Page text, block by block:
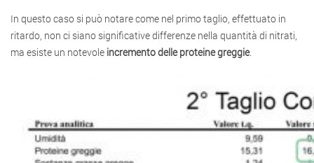
In questo caso si può notare come nel primo taglio, effettuato in
ritardo, non ci siano significative differenze nella quantità di nitrati,
ma esiste un notevole incremento delle proteine greggie.